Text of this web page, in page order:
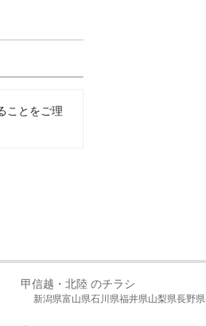
ことをご理
甲信越・北陸 のチラシ
新潟県富山県石川県福井県山梨県長野県